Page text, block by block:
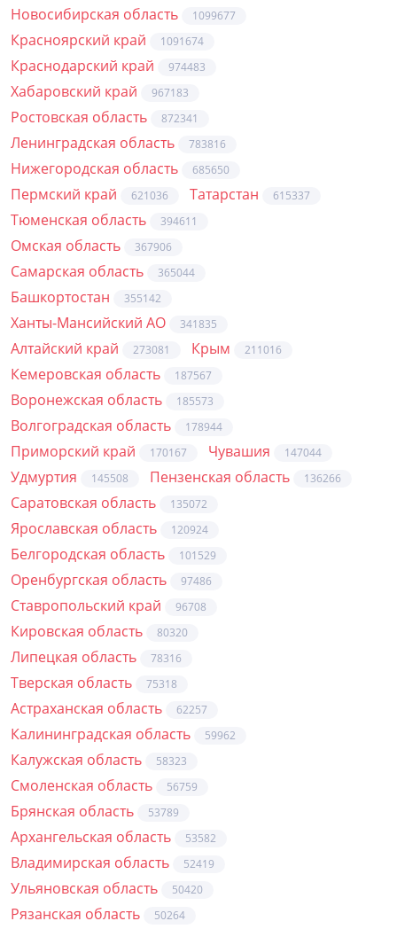
Новосибирская область 1099677
Красноярский край 1091674
Краснодарский край 974483
Хабаровский край 967183
Ростовская область 872341
Ленинградская область 783816
Нижегородская область 685650
Пермский край 621036 Татарстан 615337
Тюменская область 394611
Омская область 367906
Самарская область 365044
Башкортостан 355142
Ханты-Мансийский АО 341835
Алтайский край 273081 Крым 211016
Кемеровская область 187567
Воронежская область 185573
Волгоградская область 178944
Приморский край 170167 Чувашия 147044
Удмуртия 145508 Пензенская область 136266
Саратовская область 135072
Ярославская область 120924
Белгородская область 101529
Оренбургская область 97486
Ставропольский край 96708
Кировская область 80320
Липецкая область 78316
Тверская область 75318
Астраханская область 62257
Калининградская область 59962
Калужская область 58323
Смоленская область 56759
Брянская область 53789
Архангельская область 53582
Владимирская область 52419
Ульяновская область 50420
Рязанская область 50264